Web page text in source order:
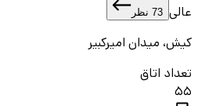
عالی 73 نظر
کیش، میدان امیرکبیر
تعداد اتاق
55